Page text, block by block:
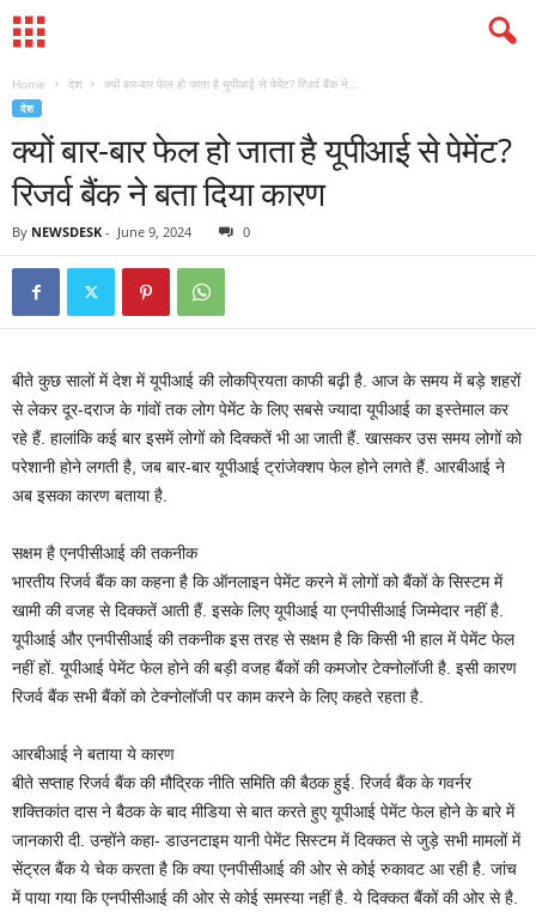
Home देश क्यों बार-बार फेल हो जाता है यूपीआई से पेमेंट? रिजर्व बैंक ने...
देश
क्यों बार-बार फेल हो जाता है यूपीआई से पेमेंट?
रिजर्व बैंक ने बता दिया कारण
By NEWSDESK - June 9, 2024 0
बीते कुछ सालों में देश में यूपीआई की लोकप्रियता काफी बढ़ी है. आज के समय में बड़े शहरों
से लेकर दूर-दराज के गांवों तक लोग पेमेंट के लिए सबसे ज्यादा यूपीआई का इस्तेमाल कर
रहे हैं. हालांकि कई बार इसमें लोगों को दिक्कतें भी आ जाती हैं. खासकर उस समय लोगों को
परेशानी होने लगती है, जब बार-बार यूपीआई ट्रांजेक्शप फेल होने लगते हैं. आरबीआई ने
अब इसका कारण बताया है.
सक्षम है एनपीसीआई की तकनीक
भारतीय रिजर्व बैंक का कहना है कि ऑनलाइन पेमेंट करने में लोगों को बैंकों के सिस्टम में
खामी की वजह से दिक्कतें आती हैं. इसके लिए यूपीआई या एनपीसीआई जिम्मेदार नहीं है.
यूपीआई और एनपीसीआई की तकनीक इस तरह से सक्षम है कि किसी भी हाल में पेमेंट फेल
नहीं हों. यूपीआई पेमेंट फेल होने की बड़ी वजह बैंकों की कमजोर टेक्नोलॉजी है. इसी कारण
रिजर्व बैंक सभी बैंकों को टेक्नोलॉजी पर काम करने के लिए कहते रहता है.
आरबीआई ने बताया ये कारण
बीते सप्ताह रिजर्व बैंक की मौद्रिक नीति समिति की बैठक हुई. रिजर्व बैंक के गवर्नर
शक्तिकांत दास ने बैठक के बाद मीडिया से बात करते हुए यूपीआई पेमेंट फेल होने के बारे में
जानकारी दी. उन्होंने कहा- डाउनटाइम यानी पेमेंट सिस्टम में दिक्कत से जुड़े सभी मामलों में
सेंट्रल बैंक ये चेक करता है कि क्या एनपीसीआई की ओर से कोई रुकावट आ रही है. जांच
में पाया गया कि एनपीसीआई की ओर से कोई समस्या नहीं है. ये दिक्कत बैंकों की ओर से है.